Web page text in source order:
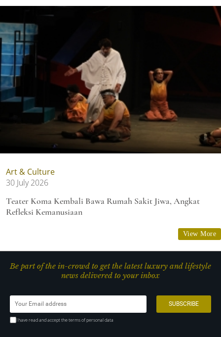
Art & Culture
30 July 2026
Teater Koma Kembali Bawa Rumah Sakit Jiwa, Angkat
Refleksi Kemanusiaan
View More
Be part of the in-crowd to get the latest luxury and lifestyle
news delivered to your inbox
I have read and accept the terms of personal data